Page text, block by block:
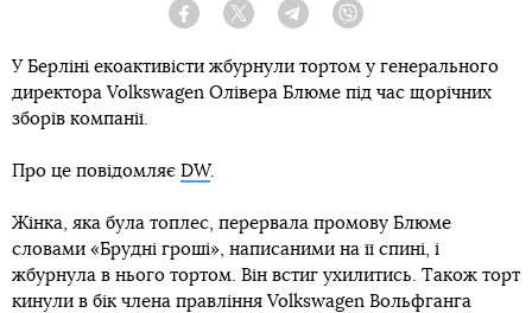
Facebook Twitter Telegram
У Берліні екоактивісти жбурнули тортом у генерального
директора Volkswagen Олівера Блюме під час щорічних
зборів компанії.
Про це повідомляє DW.
Жінка, яка була топлес, перервала промову Блюме
словами «Брудні гроші», написаними на її спині, і
жбурнула в нього тортом. Він встиг ухилитись. Також торт
кинули в бік члена правління Volkswagen Вольфганга